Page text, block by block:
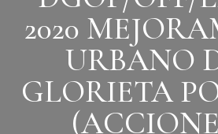
2020
URBANO
GLORIETA